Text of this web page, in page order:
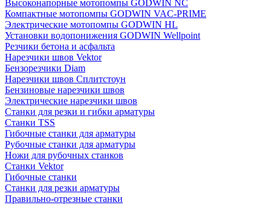
Высоконапорные мотопомпы GODWIN NC
Компактные мотопомпы GODWIN VAC-PRIME
Электрические мотопомпы GODWIN HL
Установки водопонижения GODWIN Wellpoint
Резчики бетона и асфальта
Нарезчики швов Vektor
Бензорезчики Diam
Нарезчики швов Сплитстоун
Бензиновые нарезчики швов
Электрические нарезчики швов
Станки для резки и гибки арматуры
Станки TSS
Гибочные станки для арматуры
Рубочные станки для арматуры
Ножи для рубочных станков
Станки Vektor
Гибочные станки
Станки для резки арматуры
Правильно-отрезные станки